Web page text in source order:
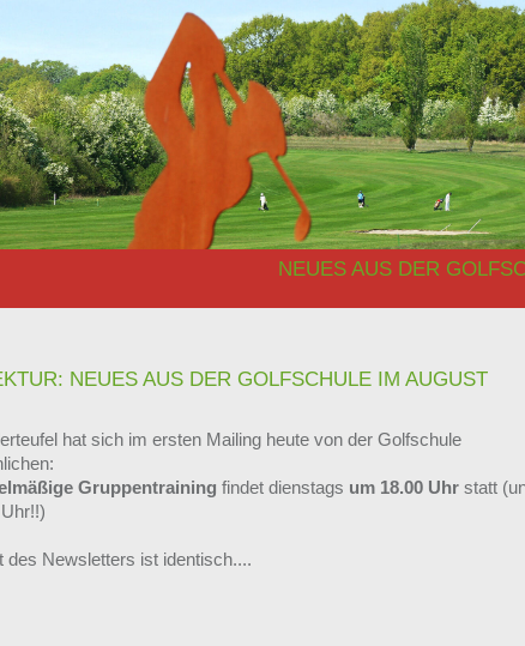
NEUES AUS DER
NEUES AUS DER GOLFSCHULE IM AUGUST
hat sich im ersten Mailing heute von der Golfschule
Gruppentraining findet dienstags um 18.00 Uhr statt
des Newsletters ist identisch....